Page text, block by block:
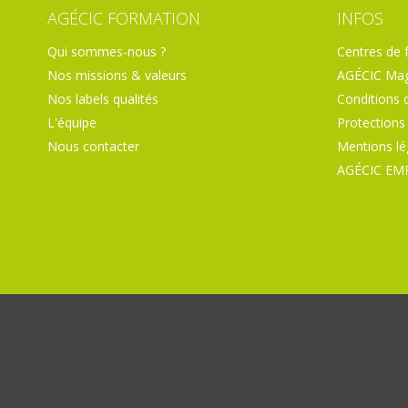
AGÉCIC FORMATION
Qui sommes-nous ?
Nos missions & valeurs
Nos labels qualités
L'équipe
Nous contacter
INFOS
Centres de
AGÉCIC
Conditions
Mentions
AGÉCIC